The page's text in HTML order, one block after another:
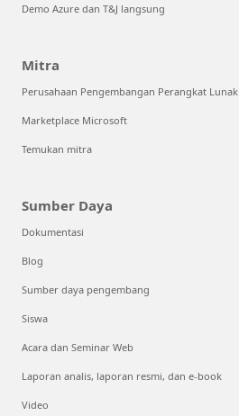
Demo Azure dan T&J langsung
Mitra
Perusahaan Pengembangan Perangkat Lunak
Marketplace Microsoft
Temukan mitra
Sumber Daya
Dokumentasi
Blog
Sumber daya pengembang
Siswa
Acara dan Seminar Web
Laporan analis, laporan resmi, dan e-book
Video